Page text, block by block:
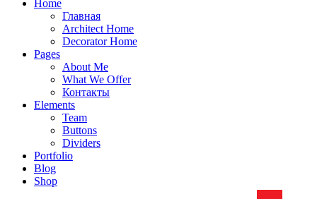
Home
Главная
Architect Home
Decorator Home
Pages
About Me
What We Offer
Контакты
Elements
Team
Buttons
Dividers
Portfolio
Blog
Shop